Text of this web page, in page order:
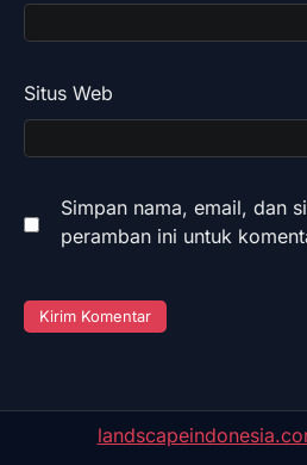
Situs Web
Simpan nama, email, dan
peramban ini untuk